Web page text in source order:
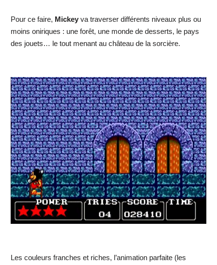
Pour ce faire, Mickeyva traverser différents niveaux plus ou
moins oniriques : une forêt, une monde de desserts, le pays
des jouets… le tout menant au château de la sorcière.
Les couleurs franches et riches, l’animation parfaite (les